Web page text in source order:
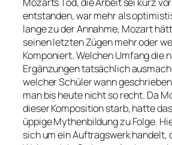
entstanden, war mehr als
lange zu der Annahme, Mozart
seinen letzten Zügen mehr oder
Komponiert. Welchen Umfang die
Ergänzungen tatsächlich
welcher Schüler wann
man bis heute nicht so recht. Da
dieser Komposition starb, hatte
üppige Mythenbildung zu Folge.
sich um ein Auftragswerk handelt,